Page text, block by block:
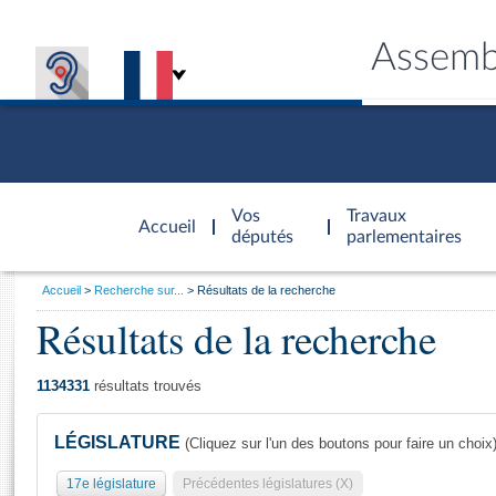
Accueil
d'accueil
Vos
députés
Travaux
parlementaires
Général
Vous
Accueil Recherche sur... Résultats de la recherche
Résultats de la recherche
1134331 résultats trouvés
LÉGISLATURE (Cliquez sur l'un des boutons pour faire un choix)
17e législature Précédentes législatures (X)